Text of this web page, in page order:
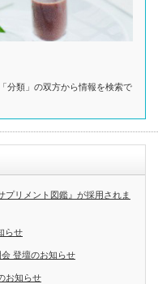
分類」の双方から情報を検索で
プリメント図鑑』が採用されま
らせ
登壇のお知らせ
お知らせ